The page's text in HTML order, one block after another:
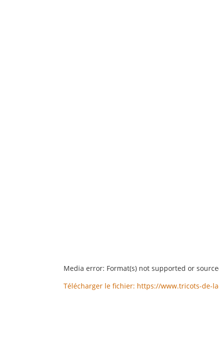
Media error: Format(s) not supported or
Télécharger le fichier: https://www.tricots-de-